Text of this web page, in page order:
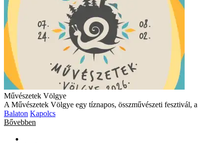
Művészetek Völgye
A Művészetek Völgye egy tíznapos, összművészeti fesztivál, a
Balaton Kapolcs
Bővebben